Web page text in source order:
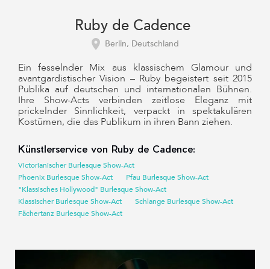
Ruby de Cadence
Berlin, Deutschland
Ein fesselnder Mix aus klassischem Glamour und
avantgardistischer Vision – Ruby begeistert seit 2015
Publika auf deutschen und internationalen Bühnen.
Ihre Show-Acts verbinden zeitlose Eleganz mit
prickelnder Sinnlichkeit, verpackt in spektakulären
Kostümen, die das Publikum in ihren Bann ziehen.
Künstlerservice von Ruby de Cadence:
Victorianischer Burlesque Show-Act
Phoenix Burlesque Show-Act
Pfau Burlesque Show-Act
"Klassisches Hollywood" Burlesque Show-Act
Klassischer Burlesque Show-Act
Schlange Burlesque Show-Act
Fächertanz Burlesque Show-Act